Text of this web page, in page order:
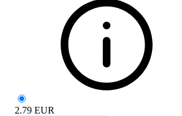
2.79 EUR